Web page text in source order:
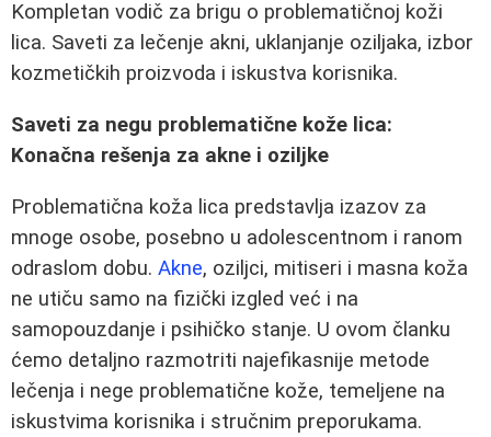
Kompletan vodič za brigu o problematičnoj koži
lica. Saveti za lečenje akni, uklanjanje oziljaka, izbor
kozmetičkih proizvoda i iskustva korisnika.
Saveti za negu problematične kože lica:
Konačna rešenja za akne i oziljke
Problematična koža lica predstavlja izazov za
mnoge osobe, posebno u adolescentnom i ranom
odraslom dobu. Akne, oziljci, mitiseri i masna koža
ne utiču samo na fizički izgled već i na
samopouzdanje i psihičko stanje. U ovom članku
ćemo detaljno razmotriti najefikasnije metode
lečenja i nege problematične kože, temeljene na
iskustvima korisnika i stručnim preporukama.